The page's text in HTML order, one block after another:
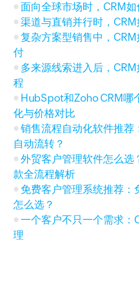
面向全球市场时，CRM
渠道与直销并行时，
复杂方案型销售中，
付
多来源线索进入后，
程
HubSpot和Zoho CRM哪
化与价格对比
销售流程自动化软件推荐
自动流转？
外贸客户管理软件怎么选
款全流程解析
免费客户管理系统推荐：
怎么选？
一个客户不只一个需求：
理